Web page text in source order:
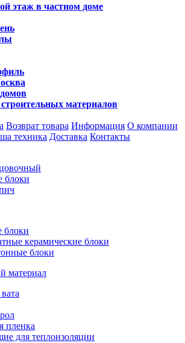
этаж в частном доме
материалов
Возврат товара Информация О компании
техника Доставка Контакты
блоки
блоки
керамические блоки
блоки
материал
пленка
для теплоизоляции